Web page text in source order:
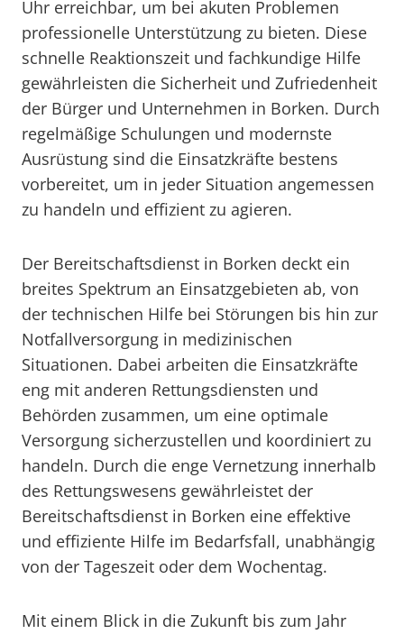
Uhr erreichbar, um bei akuten Problemen
professionelle Unterstützung zu bieten. Diese
schnelle Reaktionszeit und fachkundige Hilfe
gewährleisten die Sicherheit und Zufriedenheit
der Bürger und Unternehmen in Borken. Durch
regelmäßige Schulungen und modernste
Ausrüstung sind die Einsatzkräfte bestens
vorbereitet, um in jeder Situation angemessen
zu handeln und effizient zu agieren.
Der Bereitschaftsdienst in Borken deckt ein
breites Spektrum an Einsatzgebieten ab, von
der technischen Hilfe bei Störungen bis hin zur
Notfallversorgung in medizinischen
Situationen. Dabei arbeiten die Einsatzkräfte
eng mit anderen Rettungsdiensten und
Behörden zusammen, um eine optimale
Versorgung sicherzustellen und koordiniert zu
handeln. Durch die enge Vernetzung innerhalb
des Rettungswesens gewährleistet der
Bereitschaftsdienst in Borken eine effektive
und effiziente Hilfe im Bedarfsfall, unabhängig
von der Tageszeit oder dem Wochentag.
Mit einem Blick in die Zukunft bis zum Jahr